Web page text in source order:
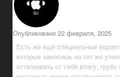
Опубликовано 22 февраля, 2025
Есть же ещё специальные
которые наносишь на тот же
отталкивать от себя влагу,